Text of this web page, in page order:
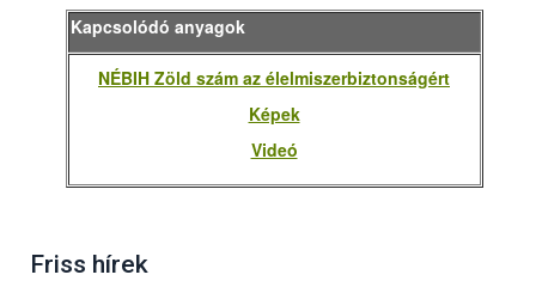
Kapcsolódó anyagok
NÉBIH Zöld szám az élelmiszerbiztonságért
Képek
Videó
Friss hírek